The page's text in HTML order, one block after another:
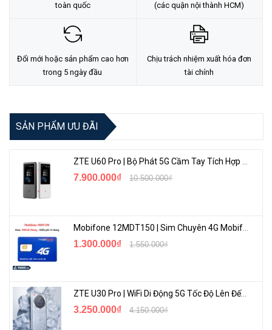
toàn quốc
(các quận nội thành HCM)
Đổi mới hoặc sản phẩm cao hơn
trong 5 ngày đầu
Chịu trách nhiệm xuất hóa đơn
tài chính
SẢN PHẨM ƯU ĐÃI
ZTE U60 Pro | Bộ Phát 5G Cầm Tay Tích Hợp Công Nghệ WiFi 7, Pin 10000mAh
7.900.000₫ 10.500.000₫
1.300.000₫ 1.550.000₫
ZTE U30 Pro | WiFi Di Động 5G Tốc Độ Lên Đến 500Mbps, Màn Hình Cảm Ứng
3.250.000₫ 4.150.000₫